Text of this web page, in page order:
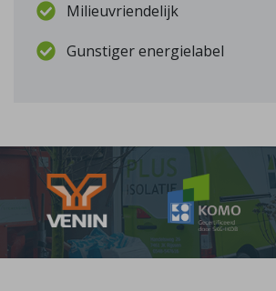
Milieuvriendelijk
Gunstiger energielabel